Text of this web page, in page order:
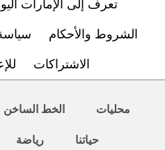
تعرف إلى الإمارات
الشروط والأحكام
الاشتراكات
محليات الخط الساخن
حياتنا رياضة